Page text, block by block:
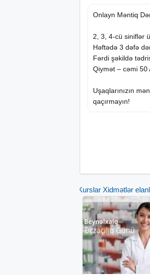
Onlayn Məntiq
2, 3, 4-cü siniflər
Həftədə 3 dəfə
Fərdi şəkildə
Qiymət – cəmi 50
Uşaqlarınızın
qaçırmayın!
Kurslar Xidmətlər